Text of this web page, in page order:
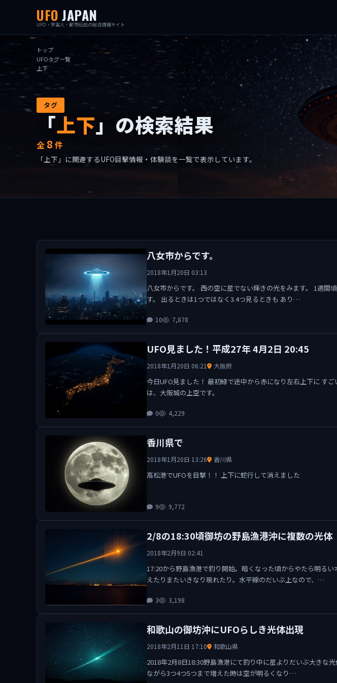
UFO JAPAN
UFO・宇宙人・都市伝説の総合情報サイト
トップ
UFOタグ一覧
上下
タグ
「上下」の検索結果
全 8 件
「上下」に関連するUFO目撃情報・体験談を一覧で表示しています。
八女市からです。
2018年1月20日 03:13
八女市からです。 西の空に星でない輝きの光をみます。 1週間
す。 出るときは1つではなく3.4つ見るときも あり…
10 7,878
UFO見ました！平成27年 4月2日 20:45
2018年1月20日 06:21 大阪府
今日UFO見ました！ 最初緑で途中から赤になり左右上下に す
は、大阪城の上空です。
0 4,229
香川県で
2018年1月20日 13:26 香川県
高松港でUFOを目撃！！ 上下に蛇行して消えました
9 9,772
2/8の18:30頃御坊の野島漁港沖に複数の光体
2018年2月9日 02:41
17:20から野島漁港で釣り開始。暗くなった頃からやたら明る
えたりまたいきなり現れたり。水平線のだいぶ上なので、…
3 3,198
和歌山の御坊沖にUFOらしき光体出現
2018年2月11日 17:10 和歌山県
2018年2月8日18:30野島漁港にて釣り中に星よりだいぶ大きな
ながら3つ4つ5つまで増えた時は空が明るくなり…